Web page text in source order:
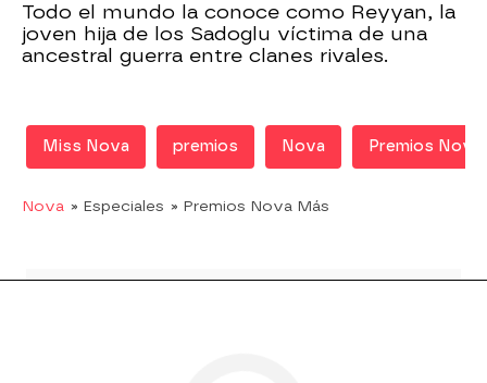
Todo el mundo la conoce como Reyyan, la
joven hija de los Sadoglu víctima de una
ancestral guerra entre clanes rivales.
Miss Nova premios Nova Premios Nova
Nova » Especiales » Premios Nova Más